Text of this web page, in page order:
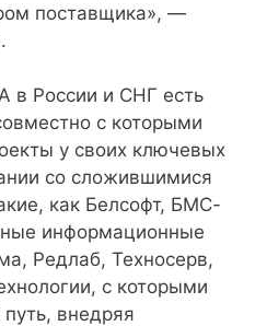
поставщика», —
в России и СНГ есть
с которыми
у своих ключевых
со сложившимися
как Белсофт, БМС-
информационные
Редлаб, Техносерв,
с которыми
внедряя